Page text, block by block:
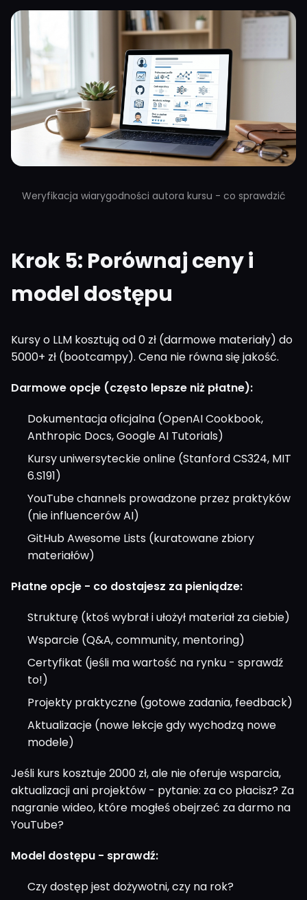
Weryfikacja wiarygodności autora kursu - co sprawdzić
Krok 5: Porównaj ceny i
model dostępu
Kursy o LLM kosztują od 0 zł (darmowe materiały) do
5000+ zł (bootcampy). Cena nie równa się jakość.
Darmowe opcje (często lepsze niż płatne):
Dokumentacja oficjalna (OpenAI Cookbook,
Anthropic Docs, Google AI Tutorials)
Kursy uniwersyteckie online (Stanford CS324, MIT
6.S191)
YouTube channels prowadzone przez praktyków
(nie influencerów AI)
GitHub Awesome Lists (kuratowane zbiory
materiałów)
Płatne opcje - co dostajesz za pieniądze:
Strukturę (ktoś wybrał i ułożył materiał za ciebie)
Wsparcie (Q&A, community, mentoring)
Certyfikat (jeśli ma wartość na rynku - sprawdź
to!)
Projekty praktyczne (gotowe zadania, feedback)
Aktualizacje (nowe lekcje gdy wychodzą nowe
modele)
Jeśli kurs kosztuje 2000 zł, ale nie oferuje wsparcia,
aktualizacji ani projektów - pytanie: za co płacisz? Za
nagranie wideo, które mogłeś obejrzeć za darmo na
YouTube?
Model dostępu - sprawdź:
Czy dostęp jest dożywotni, czy na rok?